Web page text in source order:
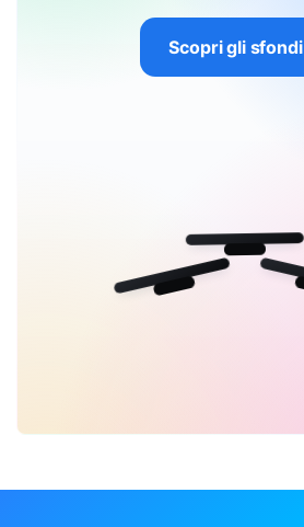
Scopri gli sfondi